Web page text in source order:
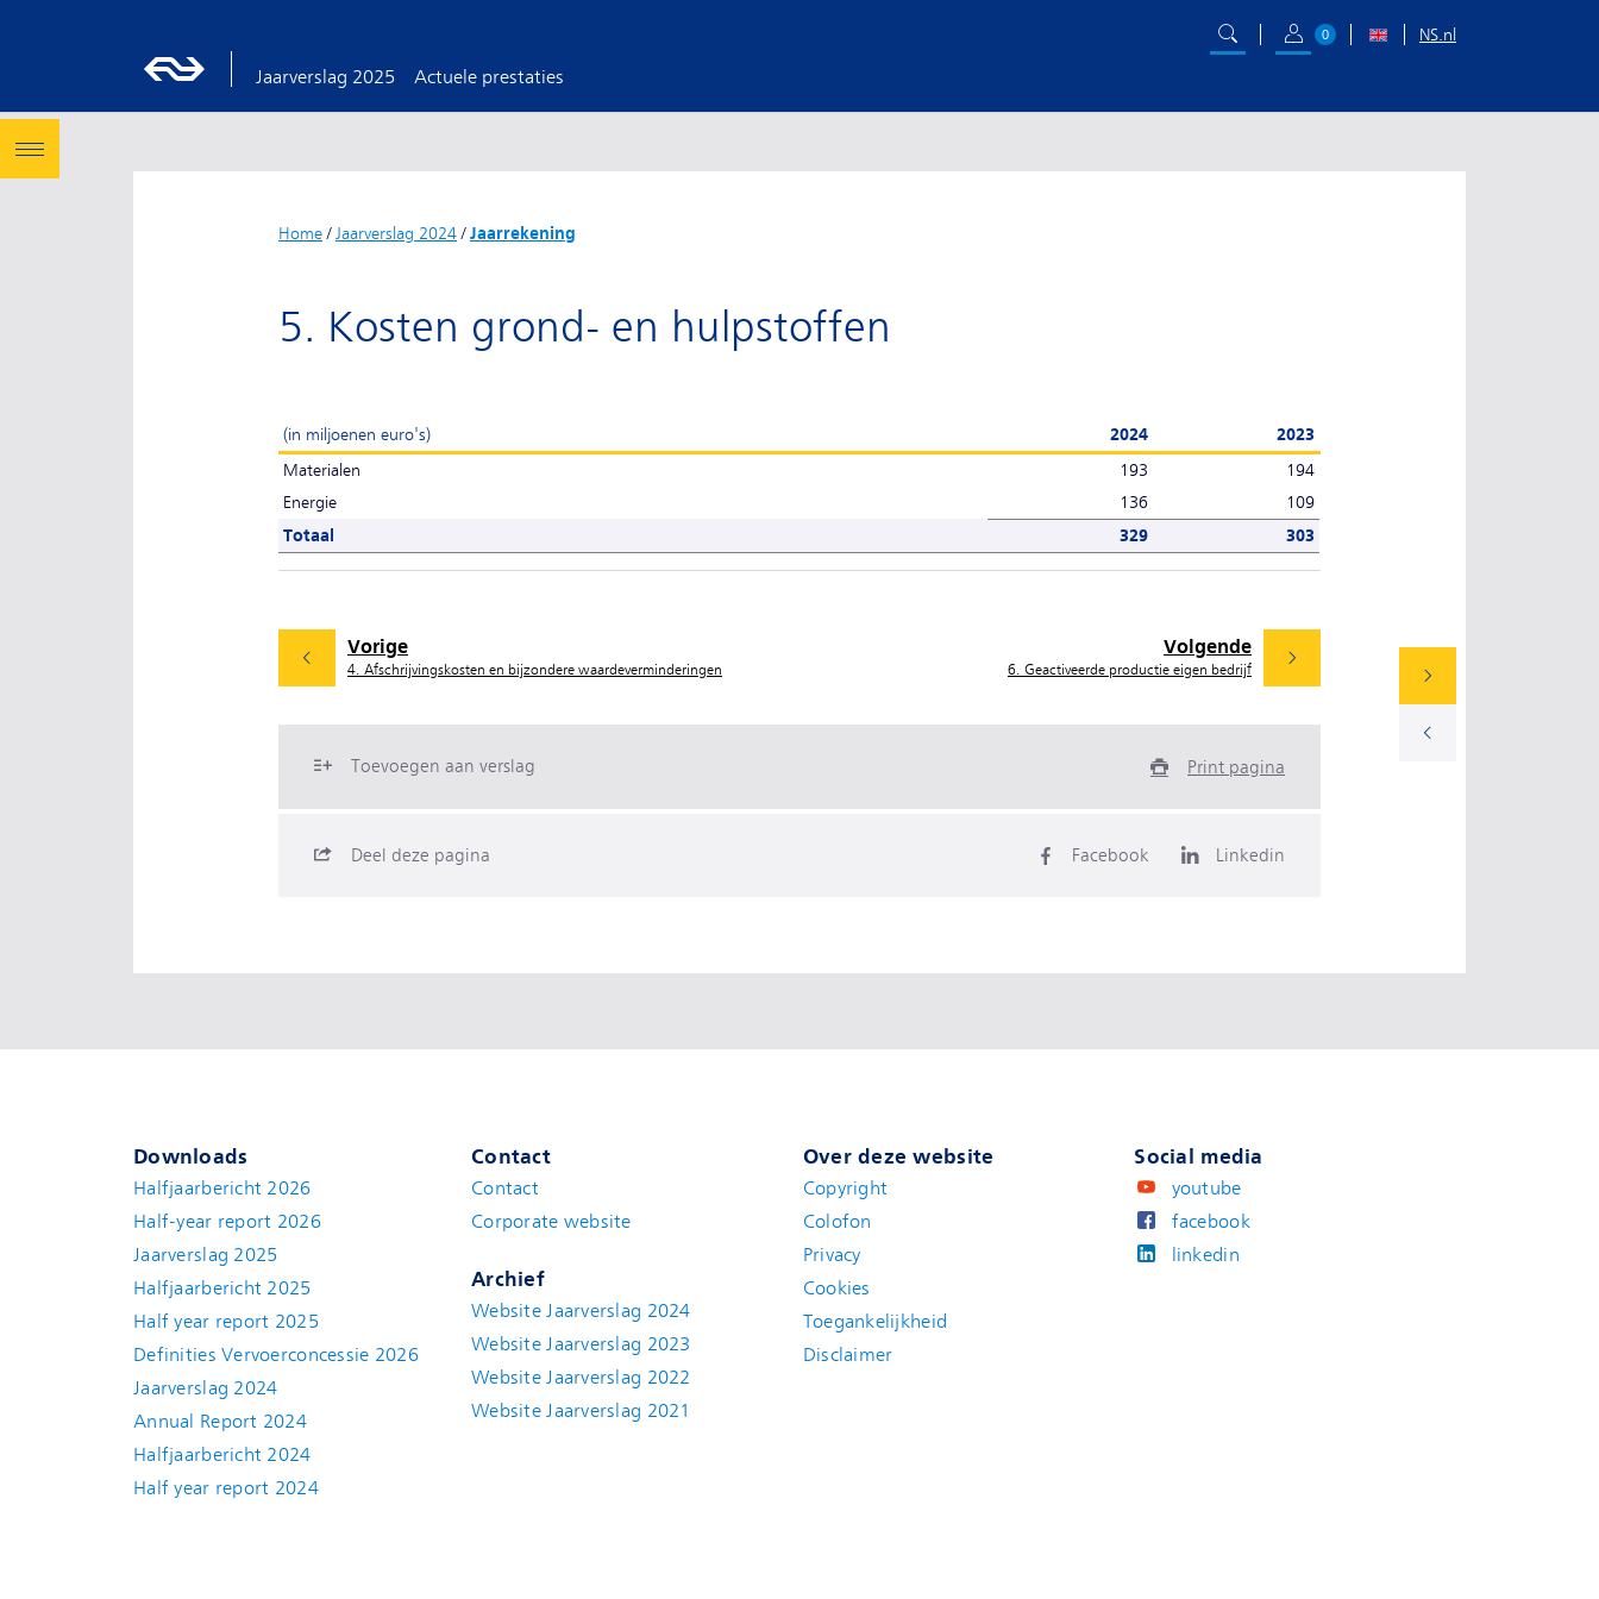
Jaarverslag 2025 Actuele prestaties
0 NS.nl
Home/ Jaarverslag 2024/Jaarrekening
5. Kosten grond- en hulpstoffen
(in miljoenen euro's) 2024
2023
Materialen
193
194
Energie
136
109
Totaal
329 303
Volgende
6. Geactiveerde productie eigen bedrijf
Vorige
4. Afschrijvingskosten en bijzondere waardeverminderingen
Toevoegen aan verslag Print pagina
Deel deze pagina Facebook Linkedin
Downloads
Halfjaarbericht 2026
Half-year report 2026
Jaarverslag 2025
Halfjaarbericht 2025
Half year report 2025
Definities Vervoerconcessie 2026
Jaarverslag 2024
Annual Report 2024
Halfjaarbericht 2024
Half year report 2024(new window)
Contact
Contact(new window)
Corporate website
Archief
Website Jaarverslag 2024
Website Jaarverslag 2023
Website Jaarverslag 2022
Website Jaarverslag 2021
Over deze website
Copyright
Colofon
Privacy
Cookies
Toegankelijkheid
Disclaimer
Social media
youtube
facebook
linkedin